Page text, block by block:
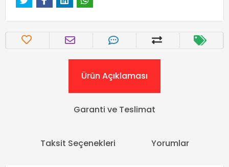
Ürün Açıklaması
Garanti ve Teslimat
Taksit Seçenekleri Yorumlar